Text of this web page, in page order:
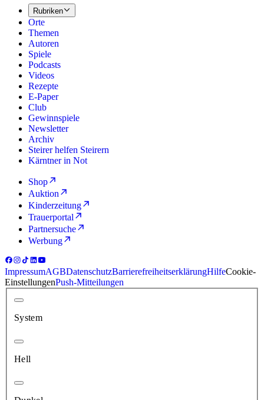
Rubriken
Orte
Themen
Autoren
Spiele
Podcasts
Videos
Rezepte
E-Paper
Club
Gewinnspiele
Newsletter
Archiv
Steirer helfen Steirern
Kärntner in Not
Shop
Auktion
Kinderzeitung
Trauerportal
Partnersuche
Werbung
ImpressumAGBDatenschutzBarrierefreiheitserklärungHilfeCookie-
EinstellungenPush-Mitteilungen
System
Hell